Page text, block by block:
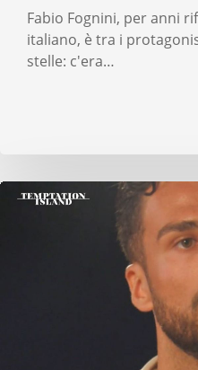
Fabio Fognini, per anni
italiano, è tra i
stelle: c'era…